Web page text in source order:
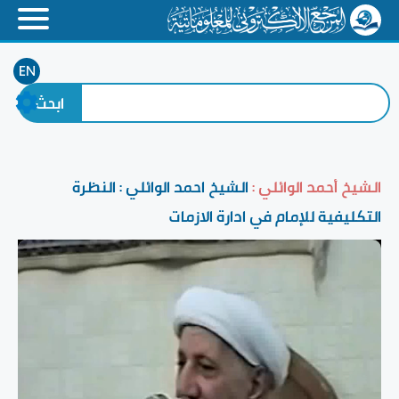
EN
الشيخ أحمد الوائلي :الشيخ احمد الوائلي : النظرة
التكليفية للإمام في ادارة الازمات